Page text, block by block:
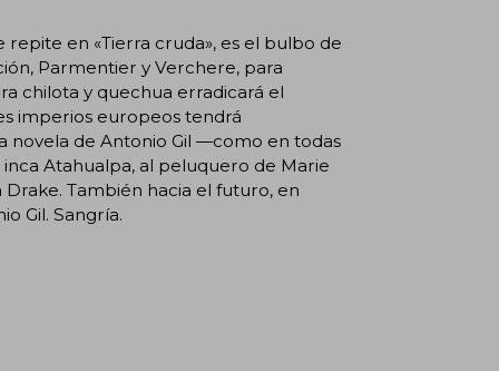
repite en «Tierra cruda», es el bulbo de
Parmentier y Verchere, para
chilota y quechua erradicará el
imperios europeos tendrá
novela de Antonio Gil —como en todas
Atahualpa, al peluquero de Marie
También hacia el futuro, en
Gil. Sangría.